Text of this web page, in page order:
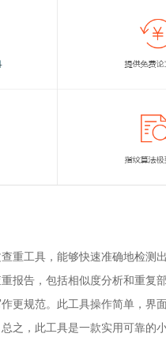
重工具，能够快速准确地检
报告，包括相似度分析和重
更规范。此工具操作简单，
之，此工具是一款实用可靠